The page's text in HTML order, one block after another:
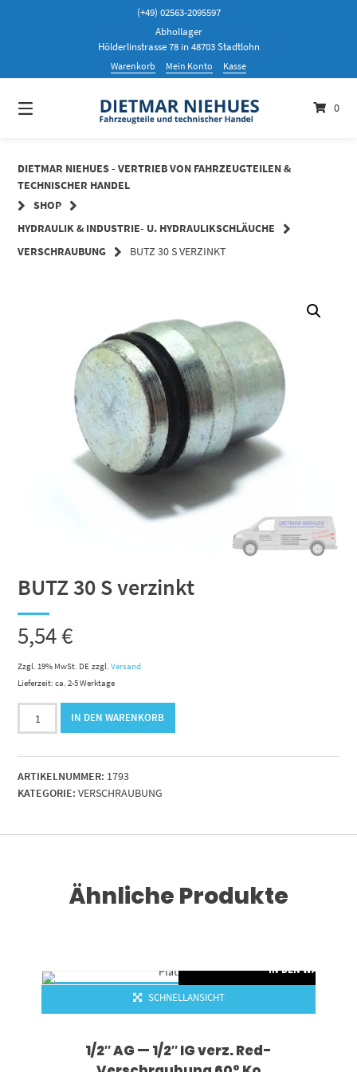
(+49) 02563-2095597
Abhollager
Hölderlinstrasse 78 in 48703 Stadtlohn
Warenkorb Mein Konto Kasse
0
DIETMAR NIEHUES - VERTRIEB VON FAHRZEUGTEILEN &
TECHNISCHER HANDEL
SHOP
HYDRAULIK & INDUSTRIE- U. HYDRAULIKSCHLÄUCHE
VERSCHRAUBUNG
BUTZ 30 S VERZINKT
BUTZ 30 S verzinkt
5,54€
Zzgl. 19% MwSt. DE zzgl.Versand
Lieferzeit: ca. 2-5 Werktage
BUTZ
verzinkt
Menge
IN DEN WARENKORB
ARTIKELNUMMER: 1793
KATEGORIE: VERSCHRAUBUNG
Ähnliche Produkte
IN DEN
SCHNELLANSICHT
1/2″ AG — 1/2″ IG verz. Red-